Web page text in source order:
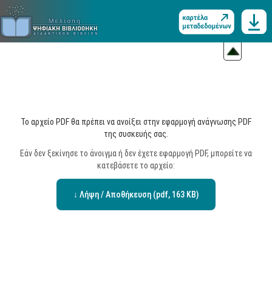
Το αρχείο PDF θα πρέπει να ανοίξει στην εφαρμογή ανάγνωσης PDF
της συσκευής σας.
Εάν δεν ξεκίνησε το άνοιγμα ή δεν έχετε εφαρμογή PDF, μπορείτε να
κατεβάσετε το αρχείο:
↓ Λήψη / Αποθήκευση (pdf, 163 KB)